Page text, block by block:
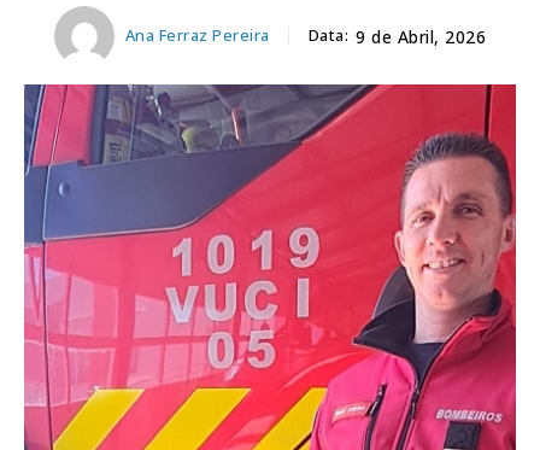
Ana Ferraz Pereira Data: 9 de Abril, 2026